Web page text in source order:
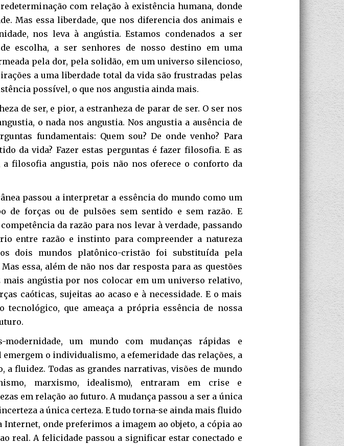
com relação à existência humana, donde
Mas essa liberdade, que nos diferencia dos animais e
nos leva à angústia. Estamos condenados a ser
escolha, a ser senhores de nosso destino em uma
pela dor, pela solidão, em um universo silencioso,
a uma liberdade total da vida são frustradas pelas
possível, o que nos angustia ainda mais.
de ser, e pior, a estranheza de parar de ser. O ser nos
o nada nos angustia. Nos angustia a ausência de
fundamentais: Quem sou? De onde venho? Para
da vida? Fazer estas perguntas é fazer filosofia. E as
a filosofia angustia, pois não nos oferece o conforto da
passou a interpretar a essência do mundo como um
de forças ou de pulsões sem sentido e sem razão. E
da razão para nos levar à verdade, passando
entre razão e instinto para compreender a natureza
dois mundos platônico-cristão foi substituída pela
essa, além de não nos dar resposta para as questões
mais angústia por nos colocar em um universo relativo,
caóticas, sujeitas ao acaso e à necessidade. E o mais
tecnológico, que ameaça a própria essência de nossa
modernidade, um mundo com mudanças rápidas e
o individualismo, a efemeridade das relações, a
a fluidez. Todas as grandes narrativas, visões de mundo
marxismo, idealismo), entraram em crise e
em relação ao futuro. A mudança passou a ser a única
a única certeza. E tudo torna-se ainda mais fluido
onde preferimos a imagem ao objeto, a cópia ao
real. A felicidade passou a significar estar conectado e